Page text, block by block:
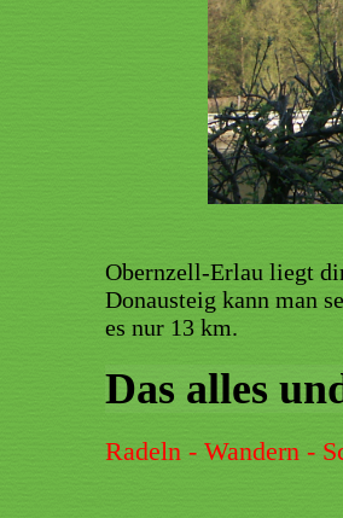
Obernzell-Erlau liegt
Donausteig kann man
es nur 13 km.
Das alles
Radeln - Wandern -